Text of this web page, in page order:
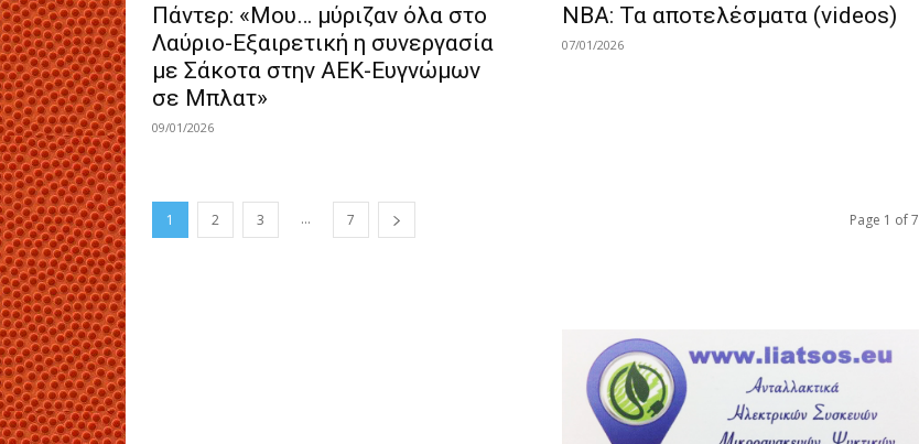
Πάντερ: «Μου… μύριζαν όλα στο
Λαύριο-Εξαιρετική η συνεργασία
με Σάκοτα στην ΑΕΚ-Ευγνώμων
σε Μπλατ»
09/01/2026
ΝΒΑ: Τα αποτελέσματα (videos)
07/01/2026
1 2 3 ... 7 Page 1 of 7